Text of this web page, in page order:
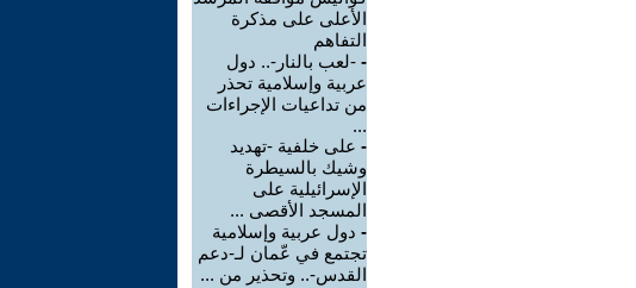
الأعلى على مذكرة
التفاهم
- -لعب بالنار-.. دول
عربية وإسلامية تحذر
من تداعيات الإجراءات
...
- على خلفية -تهديد
وشيك بالسيطرة
الإسرائيلية على
المسجد الأقصى ...
- دول عربية وإسلامية
تجتمع في عّمان لـ-دعم
القدس-.. وتحذير من ...